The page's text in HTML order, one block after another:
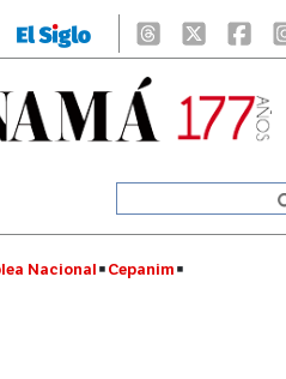
Nacional Cepanim